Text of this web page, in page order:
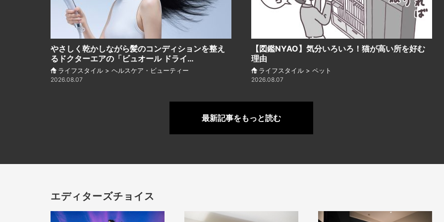
やさしく乾かしながら髪のコンディションを整え
るドクターエアの「ビュオール ドライ…
ライフスタイル > ヘルスケア・ビューティー
2026.08.07
【図鑑NYAO】気分いろいろ！猫が高い所を好む
理由
ライフスタイル > ペット
2026.08.07
最新記事をもっと読む
エディターズチョイス